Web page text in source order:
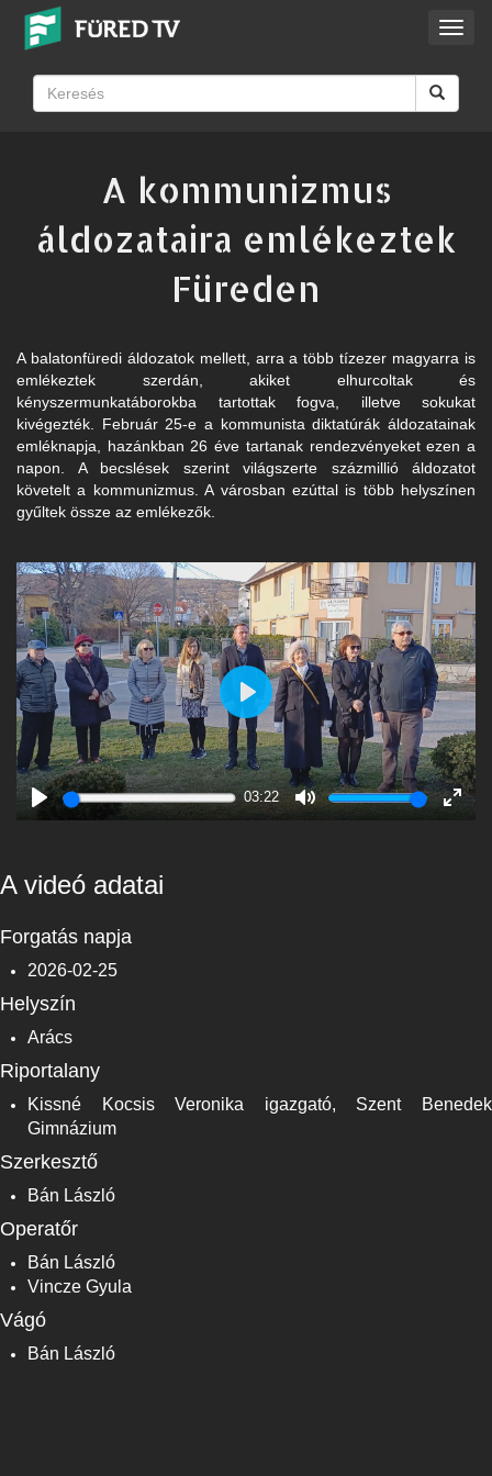
A kommunizmus
áldozataira emlékeztek
Füreden
A balatonfüredi áldozatok mellett, arra a több tízezer magyarra is
emlékeztek szerdán, akiket elhurcoltak és
kényszermunkatáborokba tartottak fogva, illetve sokukat
kivégezték. Február 25-e a kommunista diktatúrák áldozatainak
emléknapja, hazánkban 26 éve tartanak rendezvényeket ezen a
napon. A becslések szerint világszerte százmillió áldozatot
követelt a kommunizmus. A városban ezúttal is több helyszínen
gyűltek össze az emlékezők.
Play
03:22
Play
A videó adatai
Forgatás napja
2026-02-25
Helyszín
Arács
Riportalany
Kissné Kocsis Veronika igazgató, Szent Benedek
Gimnázium
Szerkesztő
Bán László
Operatőr
Bán László
Vincze Gyula
Vágó
Bán László